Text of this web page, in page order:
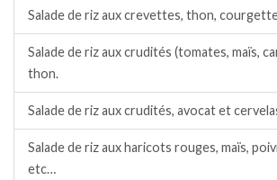
Salade de riz aux crevettes, thon,
Salade de riz aux crudités (tomates, maïs,
thon.
Salade de riz aux crudités, avocat et
Salade de riz aux haricots rouges, maïs,
etc…